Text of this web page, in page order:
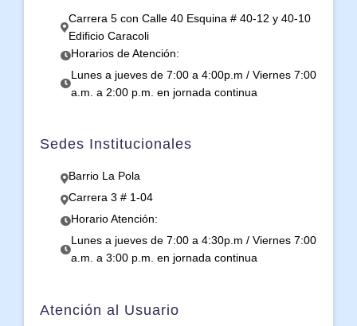
Carrera 5 con Calle 40 Esquina # 40-12 y 40-10
Edificio Caracoli
Horarios de Atención:
Lunes a jueves de 7:00 a 4:00p.m / Viernes 7:00
a.m. a 2:00 p.m. en jornada continua
Sedes Institucionales
Barrio La Pola
Carrera 3 # 1-04
Horario Atención:
Lunes a jueves de 7:00 a 4:30p.m / Viernes 7:00
a.m. a 3:00 p.m. en jornada continua
Atención al Usuario